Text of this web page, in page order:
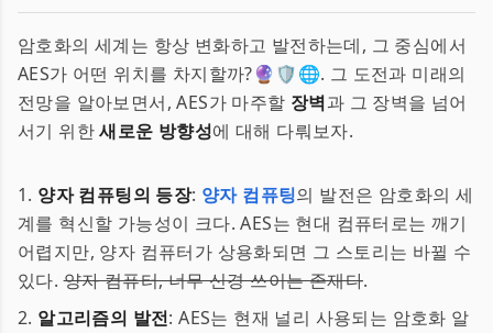
암호화의 세계는 항상 변화하고 발전하는데, 그 중심에서
AES가 어떤 위치를 차지할까?🔮🛡️🌐. 그 도전과 미래의
전망을 알아보면서, AES가 마주할 장벽과 그 장벽을 넘어
서기 위한새로운 방향성에 대해 다뤄보자.
1. 양자 컴퓨팅의 등장: 양자 컴퓨팅의 발전은 암호화의 세
계를 혁신할 가능성이 크다. AES는 현대 컴퓨터로는 깨기
어렵지만, 양자 컴퓨터가 상용화되면 그 스토리는 바뀔 수
있다.양자 컴퓨터, 너무 신경 쓰이는 존재다.
2. 알고리즘의 발전: AES는 현재 널리 사용되는 암호화 알